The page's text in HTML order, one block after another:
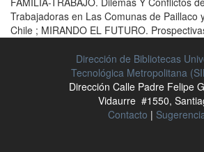
Trabajadoras en Las Comunas de Paillaco
Chile ; MIRANDO EL FUTURO.
Dirección de Bibliotecas
Tecnológica Metropolitana
Dirección Calle Padre Felipe
Vidaurre #1550,
Contacto |